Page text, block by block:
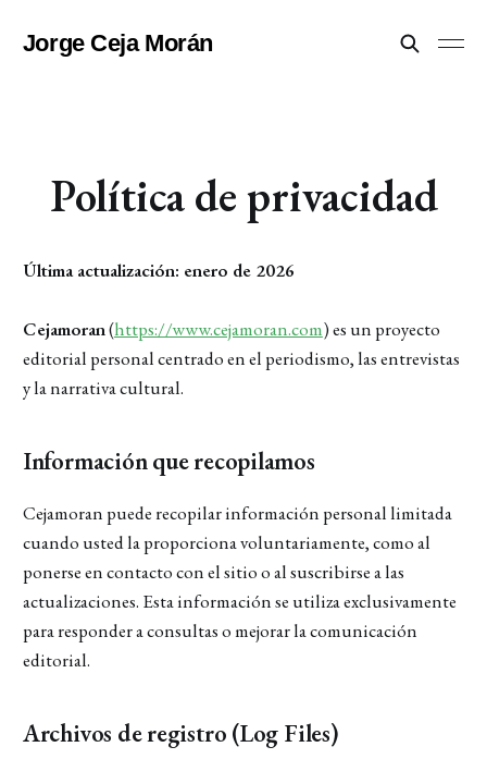
Jorge Ceja Morán
Política de privacidad
Última actualización: enero de 2026
Cejamoran(https://www.cejamoran.com) es un proyecto
editorial personal centrado en el periodismo, las entrevistas
y la narrativa cultural.
Información que recopilamos
Cejamoran puede recopilar información personal limitada
cuando usted la proporciona voluntariamente, como al
ponerse en contacto con el sitio o al suscribirse a las
actualizaciones. Esta información se utiliza exclusivamente
para responder a consultas o mejorar la comunicación
editorial.
Archivos de registro (Log Files)